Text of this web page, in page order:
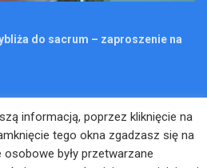
do sacrum – zaproszenie na
informacją, poprzez kliknięcie na
tego okna zgadzasz się na
były przetwarzane